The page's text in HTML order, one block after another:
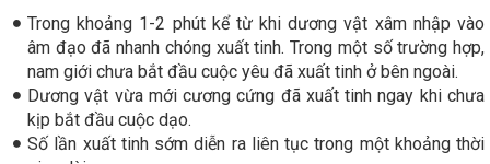
Trong khoảng 1-2 phút kể từ khi dương vật xâm nhập vào
âm đạo đã nhanh chóng xuất tinh. Trong một số trường hợp,
nam giới chưa bắt đầu cuộc yêu đã xuất tinh ở bên ngoài.
Dương vật vừa mới cương cứng đã xuất tinh ngay khi chưa
kịp bắt đầu cuộc dạo.
Số lần xuất tinh sớm diễn ra liên tục trong một khoảng thời